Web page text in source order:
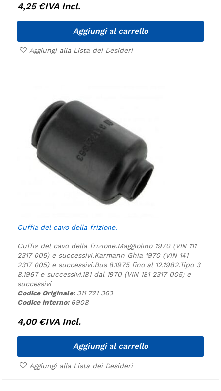
4,25 €IVA Incl.
Aggiungi al carrello
Aggiungi alla Lista dei Desideri
Cuffia del cavo della frizione.
Cuffia del cavo della frizione.Maggiolino 1970 (VIN 111
2317 005) e successivi.Karmann Ghia 1970 (VIN 141
2317 005) e successivi.Bus 8.1975 fino al 12.1982.Tipo 3
8.1967 e successivi.181 dal 1970 (VIN 181 2317 005) e
successivi
Codice Originale: 311 721 363
Codice interno: 6908
4,00 €IVA Incl.
Aggiungi al carrello
Aggiungi alla Lista dei Desideri